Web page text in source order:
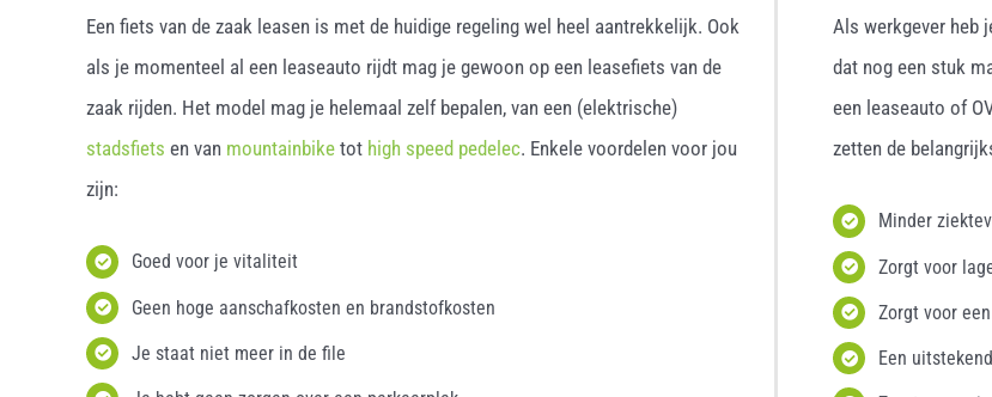
Een fiets van de zaak leasen is met de huidige regeling wel heel aantrekkelijk. Ook
als je momenteel al een leaseauto rijdt mag je gewoon op een leasefiets van de
zaak rijden. Het model mag je helemaal zelf bepalen, van een (elektrische)
stadsfiets en van mountainbiketot high speed pedelec. Enkele voordelen voor jou
zijn:
Goed voor je vitaliteit
Geen hoge aanschafkosten en brandstofkosten
Je staat niet meer in de file
Als werkgever heb
dat nog een stuk
een leaseauto of
zetten de
Minder
Zorgt voor
Zorgt voor
Een